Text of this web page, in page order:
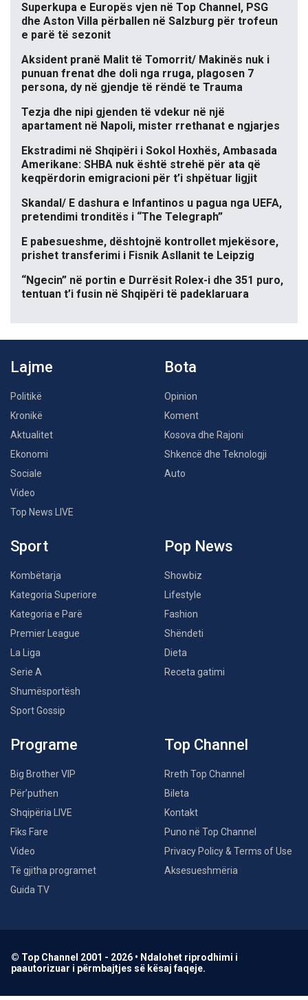
Superkupa e Europës vjen në Top Channel, PSG
dhe Aston Villa përballen në Salzburg për trofeun
e parë të sezonit
Aksident pranë Malit të Tomorrit/ Makinës nuk i
punuan frenat dhe doli nga rruga, plagosen 7
persona, dy në gjendje të rëndë te Trauma
Tezja dhe nipi gjenden të vdekur në një
apartament në Napoli, mister rrethanat e ngjarjes
Ekstradimi në Shqipëri i Sokol Hoxhës, Ambasada
Amerikane: SHBA nuk është strehë për ata që
keqpërdorin emigracioni për t’i shpëtuar ligjit
Skandal/ E dashura e Infantinos u pagua nga UEFA,
pretendimi tronditës i “The Telegraph”
E pabesueshme, dështojnë kontrollet mjekësore,
prishet transferimi i Fisnik Asllanit te Leipzig
“Ngecin” në portin e Durrësit Rolex-i dhe 351 puro,
tentuan t’i fusin në Shqipëri të padeklaruara
Lajme
Politikë
Kronikë
Aktualitet
Ekonomi
Sociale
Video
Top News LIVE
Bota
Opinion
Koment
Kosova dhe Rajoni
Shkencë dhe Teknologji
Auto
Sport
Kombëtarja
Kategoria Superiore
Kategoria e Parë
Premier League
La Liga
Serie A
Shumësportësh
Sport Gossip
Pop News
Showbiz
Lifestyle
Fashion
Shëndeti
Dieta
Receta gatimi
Programe
Big Brother VIP
Për’puthen
Shqipëria LIVE
Fiks Fare
Video
Të gjitha programet
Guida TV
Top Channel
Rreth Top Channel
Bileta
Kontakt
Puno në Top Channel
Privacy Policy & Terms of Use
Aksesueshmëria
© Top Channel 2001 - 2026 • Ndalohet riprodhimi i
paautorizuar i përmbajtjes së kësaj faqeje.